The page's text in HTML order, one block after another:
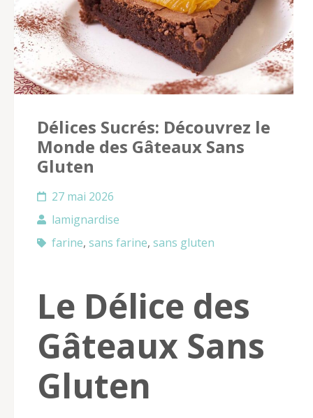
Délices Sucrés: Découvrez le
Monde des Gâteaux Sans
Gluten
27 mai 2026
lamignardise
farine, sans farine, sans gluten
Le Délice des
Gâteaux Sans
Gluten